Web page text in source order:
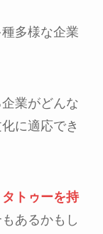
多様な企業
業がどんな
に適応でき
タトゥーを持
あるかもし